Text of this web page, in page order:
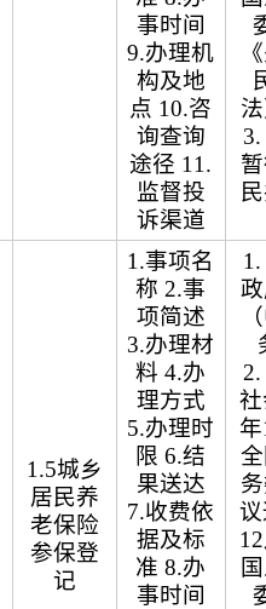
事时间
9.办理机
构及地
点 10.咨
询查询
途径 11.
监督投
诉渠道
1.5城乡
居民养
老保险
参保登
记
1.事项名
称 2.事
项简述
3.办理材
料 4.办
理方式
5.办理时
限 6.结
果送达
7.收费依
据及标
准 8.办
事时间